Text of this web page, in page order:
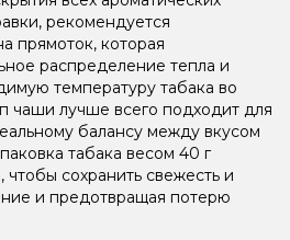
рекомендуется
прямоток, которая
распределение тепла и
температуру табака во
чаши лучше всего подходит для
балансу между вкусом
табака весом 40 г
чтобы сохранить свежесть и
и предотвращая потерю